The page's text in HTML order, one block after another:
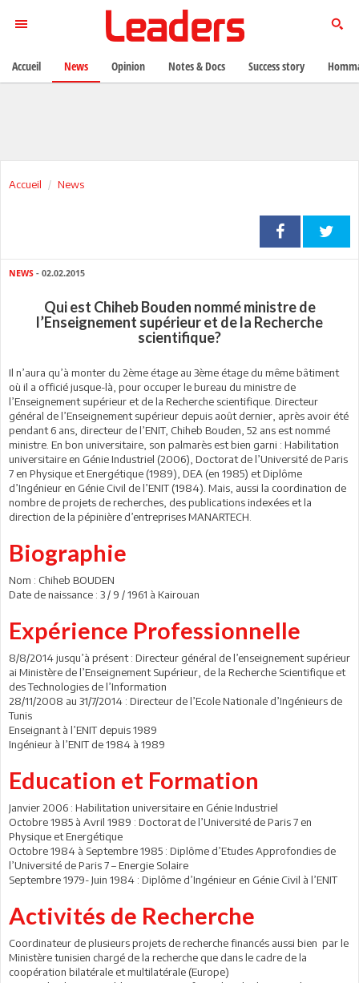
Accueil News
NEWS - 02.02.2015
Qui est Chiheb Bouden nommé ministre de
l’Enseignement supérieur et de la Recherche
scientifique?
Il n’aura qu’à monter du 2ème étage au 3ème étage du même bâtiment
où il a officié jusque-là, pour occuper le bureau du ministre de
l’Enseignement supérieur et de la Recherche scientifique. Directeur
général de l’Enseignement supérieur depuis août dernier, après avoir été
pendant 6 ans, directeur de l’ENIT, Chiheb Bouden, 52 ans est nommé
ministre. En bon universitaire, son palmarès est bien garni : Habilitation
universitaire en Génie Industriel (2006), Doctorat de l’Université de Paris
7 en Physique et Energétique (1989), DEA (en 1985) et Diplôme
d’Ingénieur en Génie Civil de l’ENIT (1984). Mais, aussi la coordination de
nombre de projets de recherches, des publications indexées et la
direction de la pépinière d’entreprises MANARTECH.
Biographie
Nom : Chiheb BOUDEN
Date de naissance : 3 / 9 / 1961 à Kairouan
Expérience Professionnelle
8/8/2014 jusqu’à présent : Directeur général de l’enseignement supérieur
ai Ministère de l’Enseignement Supérieur, de la Recherche Scientifique et
des Technologies de l’Information
28/11/2008 au 31/7/2014 : Directeur de l’Ecole Nationale d’Ingénieurs de
Tunis
Enseignant à l’ENIT depuis 1989
Ingénieur à l’ENIT de 1984 à 1989
Education et Formation
Janvier 2006 : Habilitation universitaire en Génie Industriel
Octobre 1985 à Avril 1989 : Doctorat de l’Université de Paris 7 en
Physique et Energétique
Octobre 1984 à Septembre 1985 : Diplôme d’Etudes Approfondies de
l’Université de Paris 7 – Energie Solaire
Septembre 1979- Juin 1984 : Diplôme d’Ingénieur en Génie Civil à l’ENIT
Activités de Recherche
Coordinateur de plusieurs projets de recherche financés aussi bien par le
Ministère tunisien chargé de la recherche que dans le cadre de la
coopération bilatérale et multilatérale (Europe)
Accueil News Opinion Notes & Docs Success story